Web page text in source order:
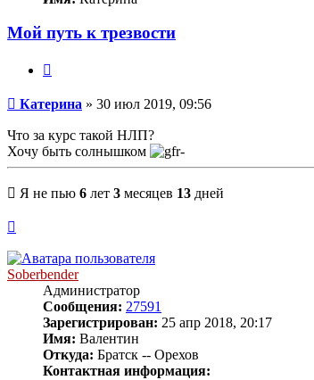
Мой путь к трезвости
Сообщение
Катерина » 30 июл 2019, 09:56
Что за курс такой НЛП?
Хочу быть солнышком
Я не пью 6 лет 3 месяцев 13 дней
началу
Soberbender
Администратор
Сообщения: 27591
Зарегистрирован: 25 апр 2018, 20:17
Имя: Валентин
Откуда: Братск -- Орехов
Контактная информация: